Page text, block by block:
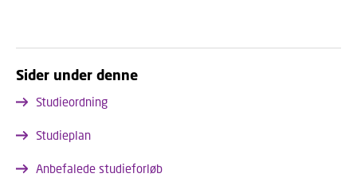
Sider under denne
Studieordning
Studieplan
Anbefalede studieforløb